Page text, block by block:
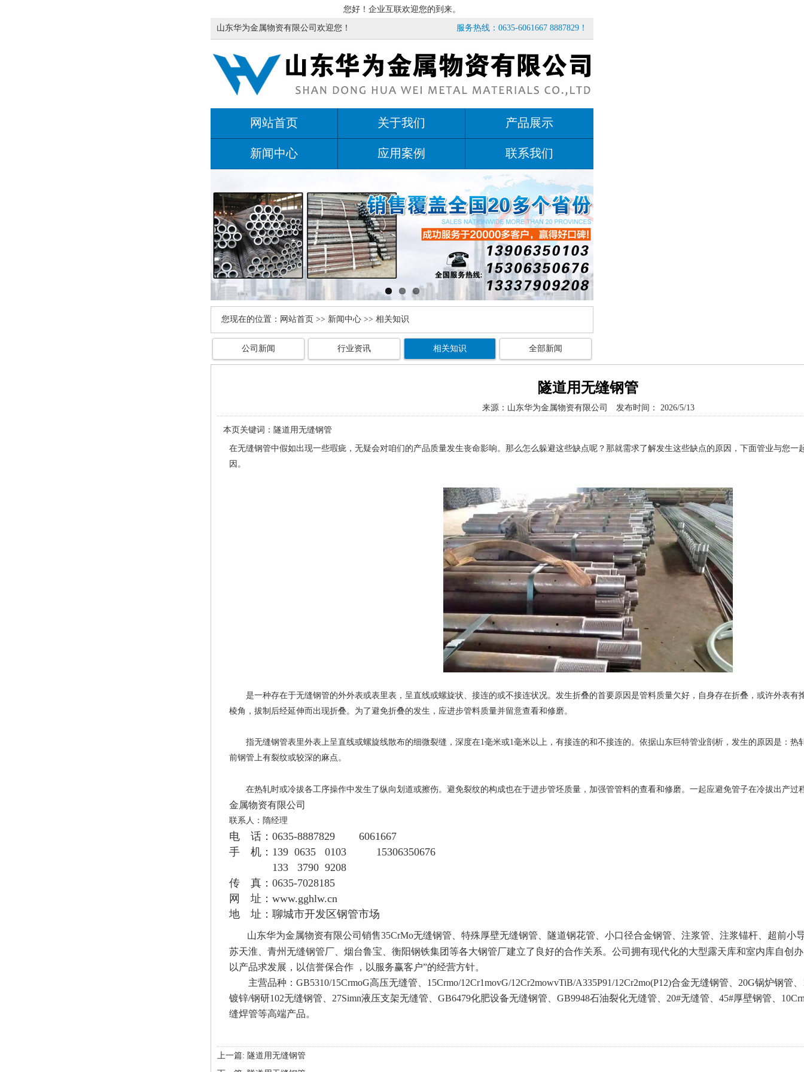
您好！企业互联欢迎您的到来。
山东华为金属物资有限公司欢迎您！ 服务热线：0635-6061667 8887829！
网站首页 关于我们 产品展示
新闻中心 应用案例 联系我们
您现在的位置： 网站首页 >> 新闻中心 >> 相关知识
公司新闻 行业资讯 相关知识 全部新闻
隧道用无缝钢管
来源： 山东华为金属物资有限公司 发布时间： 2026/5/13
本页关键词：隧道用无缝钢管
在无缝钢管中假如出现一些瑕疵，无疑会对咱们的产品质量发生丧命影响。那么怎么躲避这些缺点呢？那就需求了解发生这些缺点的原因，下面管业与您一
因。
是一种存在于无缝钢管的外外表或表里表，呈直线或螺旋状、接连的或不接连状况。发生折叠的首要原因是管料质量欠好，自身存在折叠，或许外表有
棱角，拔制后经延伸而出现折叠。为了避免折叠的发生，应进步管料质量并留意查看和修磨。
指无缝钢管表里外表上呈直线或螺旋线散布的细微裂缝，深度在1毫米或1毫米以上，有接连的和不接连的。依据山东巨特管业剖析，发生的原因是：热
前钢管上有裂纹或较深的麻点。
在热轧时或冷拔各工序操作中发生了纵向划道或擦伤。避免裂纹的构成也在于进步管坯质量，加强管管料的查看和修磨。一起应避免管子在冷拔出产过
金属物资有限公司
联系人：隋经理
电 话：0635-8887829 6061667
手 机：139 0635 0103 15306350676
133 3790 9208
传 真：0635-7028185
网 址： www.gghlw.cn
地 址：聊城市开发区钢管市场
山东华为金属物资有限公司销售35CrMo无缝钢管、特殊厚壁无缝钢管、隧道钢花管、小口径合金钢管、注浆管、注浆锚杆、超前小
苏天淮、青州无缝钢管厂、烟台鲁宝、衡阳钢铁集团等各大钢管厂建立了良好的合作关系。公司拥有现代化的大型露天库和室内库自创
以产品求发展，以信誉保合作 ，以服务赢客户”的经营方针。
主营品种： GB5310/15CrmoG高压无缝管、 15Crmo/12Cr1movG/12Cr2mowvTiB/A335P91/12Cr2mo(P12)合金无缝钢管、20G锅炉钢管
镀锌/钢研102无缝钢管、27Simn液压支架无缝管、GB6479化肥设备无缝钢管、GB9948石油裂化无缝管、20#无缝管、45#厚壁钢管、
缝焊管等高端产品。
上一篇: 隧道用无缝钢管